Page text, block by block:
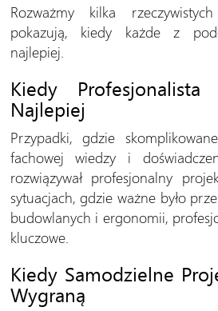
Rozważmy kilka
pokazują, kiedy każde z
najlepiej.
Kiedy Profesjonalista
Najlepiej
Przypadki, gdzie
fachowej wiedzy i
rozwiązywał profesjonalny
sytuacjach, gdzie ważne było
budowlanych i ergonomii,
kluczowe.
Kiedy Samodzielne
Wygraną